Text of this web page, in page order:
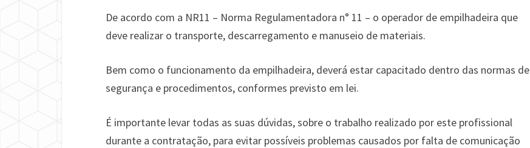
De acordo com a NR11 – Norma Regulamentadora n° 11 – o operador de empilhadeira que
deve realizar o transporte, descarregamento e manuseio de materiais.
Bem como o funcionamento da empilhadeira, deverá estar capacitado dentro das normas de
segurança e procedimentos, conformes previsto em lei.
É importante levar todas as suas dúvidas, sobre o trabalho realizado por este profissional
durante a contratação, para evitar possíveis problemas causados por falta de comunicação